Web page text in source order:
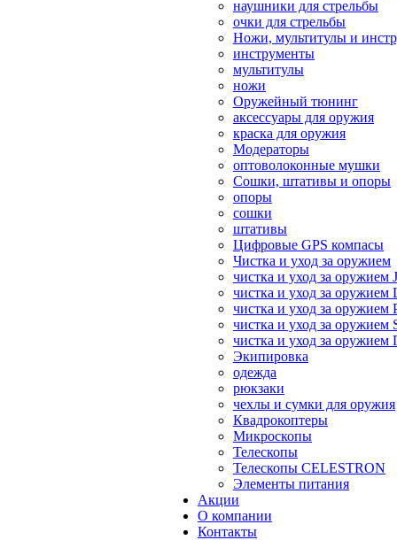
наушники для стрельбы
очки для стрельбы
Ножи, мультитулы и
инструменты
мультитулы
ножи
Оружейный тюнинг
аксессуары для оружия
краска для оружия
Модераторы
оптоволоконные мушки
Сошки, штативы и опоры
опоры
сошки
штативы
Цифровые GPS компасы
Чистка и уход за оружием
чистка и уход за оружием
чистка и уход за оружием
чистка и уход за оружием
чистка и уход за оружием
чистка и уход за
Экипировка
одежда
рюкзаки
чехлы и сумки для оружия
Квадрокоптеры
Микроскопы
Телескопы
Телескопы CELESTRON
Элементы питания
Акции
О компании
Контакты